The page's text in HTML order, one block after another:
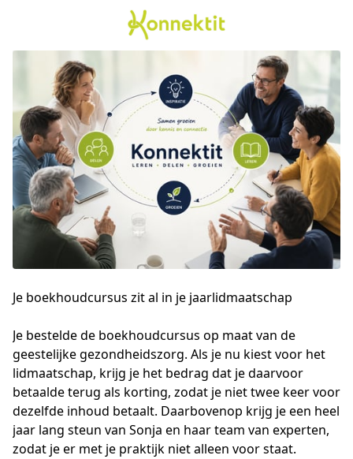
Je boekhoudcursus zit al in je jaarlidmaatschap
Je bestelde de boekhoudcursus op maat van de
geestelijke gezondheidszorg. Als je nu kiest voor het
lidmaatschap, krijg je het bedrag dat je daarvoor
betaalde terug als korting, zodat je niet twee keer voor
dezelfde inhoud betaalt. Daarbovenop krijg je een heel
jaar lang steun van Sonja en haar team van experten,
zodat je er met je praktijk niet alleen voor staat.